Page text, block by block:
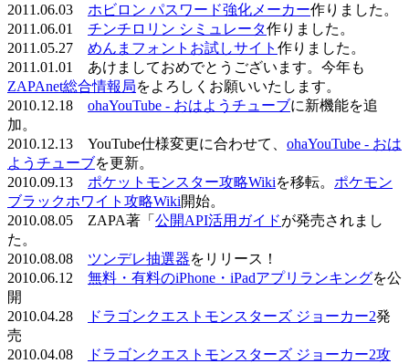
2011.06.03 ホビロン パスワード強化メーカー作りました。
2011.06.01 チンチロリン シミュレータ作りました。
2011.05.27 めんまフォントお試しサイト 作りました。
2011.01.01 あけましておめでとうございます。今年も
ZAPAnet総合情報局をよろしくお願いいたします。
2010.12.18 ohaYouTube - おはようチューブに新機能を追
加。
2010.12.13 YouTube仕様変更に合わせて、 ohaYouTube - おは
ようチューブを更新。
2010.09.13 ポケットモンスター攻略Wikiを移転。 ポケモン
ブラックホワイト攻略Wiki開始。
2010.08.05 ZAPA著「 公開API活用ガイドが発売されまし
た。
2010.08.08 ツンデレ抽選器をリリース！
2010.06.12 無料・有料のiPhone・iPadアプリランキングを公
開
2010.04.28
ドラゴンクエストモンスターズ ジョーカー2発
売
2010.04.08
ドラゴンクエストモンスターズ ジョーカー2攻